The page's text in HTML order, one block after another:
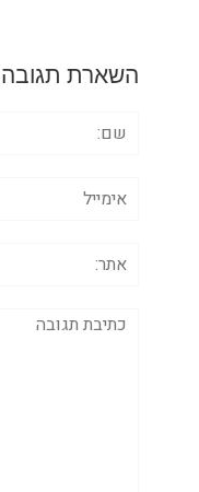
השארת תגובה
תגובה